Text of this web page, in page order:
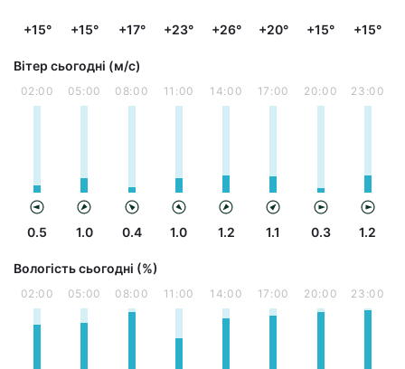
+15° +15° +17° +23° +26° +20° +15° +15°
Вітер сьогодні (м/с)
02:00
0.5
05:00
1.0
08:00
0.4
11:00
1.0
14:00
1.2
17:00
1.1
20:00
0.3
23:00
1.2
Вологість сьогодні (%)
02:00 05:00 08:00 11:00 14:00 17:00 20:00 23:00